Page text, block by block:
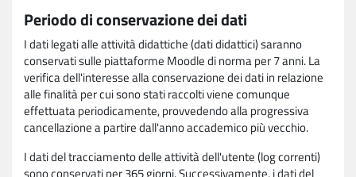
Periodo di conservazione dei dati
I dati legati alle attività didattiche (dati didattici) saranno
conservati sulle piattaforme Moodle di norma per 7 anni. La
verifica dell'interesse alla conservazione dei dati in relazione
alle finalità per cui sono stati raccolti viene comunque
effettuata periodicamente, provvedendo alla progressiva
cancellazione a partire dall'anno accademico più vecchio.
I dati del tracciamento delle attività dell'utente (log correnti)
sono conservati per 365 giorni. Successivamente, i dati del